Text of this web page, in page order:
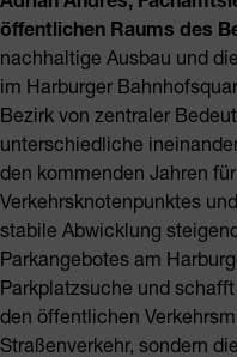
öffentlichen Raums des
nachhaltige Ausbau und
im Harburger
Bezirk von zentraler
unterschiedliche
den kommenden Jahren
Verkehrsknotenpunktes
stabile Abwicklung
Parkangebotes am
Parkplatzsuche und
den öffentlichen
Straßenverkehr, sondern